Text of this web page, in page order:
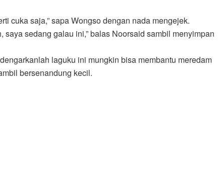
cuka saja,” sapa Wongso dengan nada mengejek.
saya sedang galau ini,” balas Noorsaid sambil menyimpan
laguku ini mungkin bisa membantu meredam
bersenandung kecil.